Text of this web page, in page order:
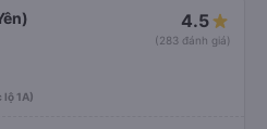
4.5
(283 đánh giá)
lộ 1A)